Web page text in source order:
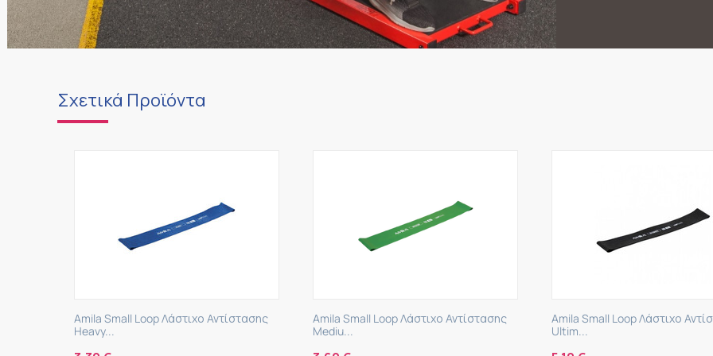
Σχετικά Προϊόντα
Amila Small Loop Λάστιχο Αντίστασης
Mediu...
Amila Small Loop Λάστιχο Αντίστασης
Ultim...
Amila Small Loop Λάστιχο
Ultra...